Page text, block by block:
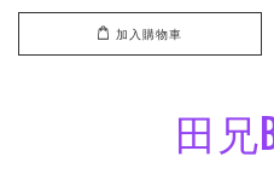
加入購物車
田兄